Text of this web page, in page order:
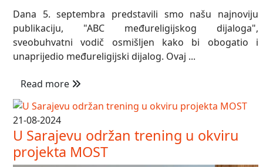
Dana 5. septembra predstavili smo našu najnoviju
publikaciju, "ABC međureligijskog dijaloga",
sveobuhvatni vodič osmišljen kako bi obogatio i
unaprijedio međureligijski dijalog. Ovaj ...
Read more
21-08-2024
U Sarajevu održan trening u okviru
projekta MOST